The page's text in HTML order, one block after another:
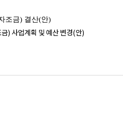
조금) 결산(안)
) 사업계획 및 예산 변경(안)